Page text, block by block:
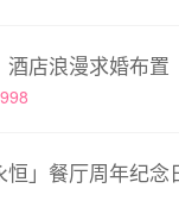
酒店浪漫求婚布置
恒」餐厅周年纪